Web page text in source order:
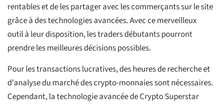
rentables et de les partager avec les commerçants sur le site
grâce à des technologies avancées. Avec ce merveilleux
outil à leur disposition, les traders débutants pourront
prendre les meilleures décisions possibles.
Pour les transactions lucratives, des heures de recherche et
d'analyse du marché des crypto-monnaies sont nécessaires.
Cependant, la technologie avancée de Crypto Superstar